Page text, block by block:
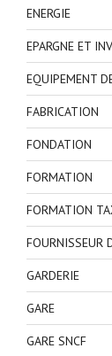
ENERGIE
EPARGNE ET
EQUIPEMENT
FABRICATION
FONDATION
FORMATION
FORMATION
FOURNISSEUR
GARDERIE
GARE
GARE SNCF